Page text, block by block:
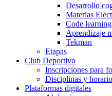
Desarrollo
Materias
Code
Aprendizaje
Tekman
Etapas
Club Deportivo
Inscripciones para
Disciplinas y
Plataformas digitales